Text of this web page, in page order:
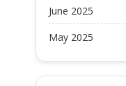
June 2025
May 2025